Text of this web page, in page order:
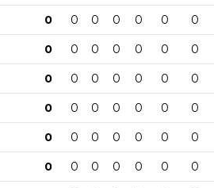
0 0 0 0 0 0 0
0 0 0 0 0 0 0
0 0 0 0 0 0 0
0 0 0 0 0 0 0
0 0 0 0 0 0 0
0 0 0 0 0 0 0